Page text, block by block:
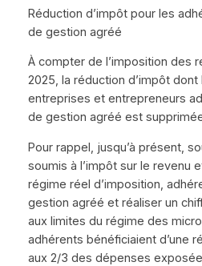
Réduction d’impôt pour les
de gestion agréé
À compter de l’imposition des
2025, la réduction d’impôt
entreprises et entrepreneurs
de gestion agréé est
Pour rappel, jusqu’à présent,
soumis à l’impôt sur le revenu
régime réel d’imposition,
gestion agréé et réaliser un
aux limites du régime des
adhérents bénéficiaient d’une
aux 2/3 des dépenses